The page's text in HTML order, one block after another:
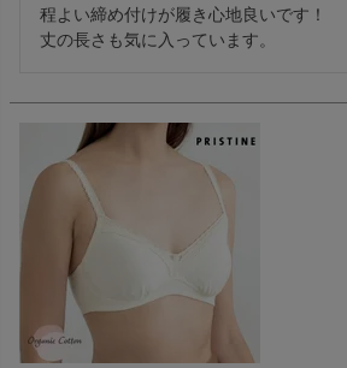
程よい締め付けが履き心地良いです！
丈の長さも気に入っています。